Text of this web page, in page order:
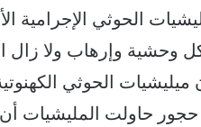
الحوثي الإجرامية
وإرهاب ولا زال
الحوثي
حجور حاولت المليشيات